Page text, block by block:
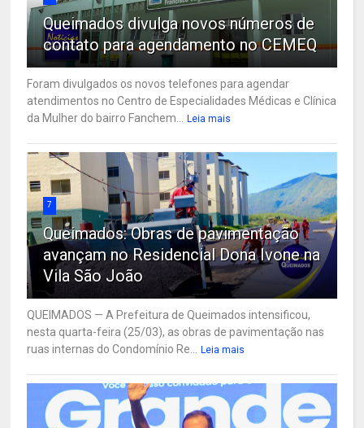
Queimados divulga novos números de
contato para agendamento no CEMEQ
Foram divulgados os novos telefones para agendar
atendimentos no Centro de Especialidades Médicas e Clínica
da Mulher do bairro Fanchem...
Leia mais
7
Queimados: Obras de pavimentação
avançam no Residencial Dona Ivone na
Vila São João
QUEIMADOS — A Prefeitura de Queimados intensificou,
nesta quarta-feira (25/03), as obras de pavimentação nas
ruas internas do Condomínio Re...
Leia mais